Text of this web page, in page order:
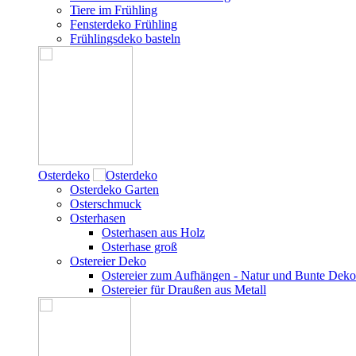
Tiere im Frühling
Fensterdeko Frühling
Frühlingsdeko basteln
Osterdeko
Osterdeko Garten
Osterschmuck
Osterhasen
Osterhasen aus Holz
Osterhase groß
Ostereier Deko
Ostereier zum Aufhängen - Natur und Bunte
Ostereier für Draußen aus Metall